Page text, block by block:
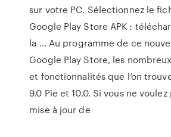
sur votre PC. Sélectionnez le
Google Play Store APK :
la ... Au programme de ce
Google Play Store, les
et fonctionnalités que l’on
9.0 Pie et 10.0. Si vous ne
mise à jour de